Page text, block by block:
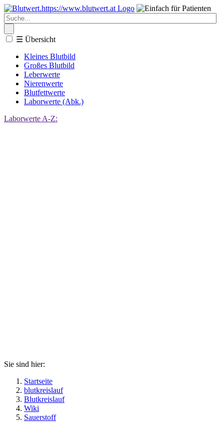
☰ Übersicht
Kleines Blutbild
Großes Blutbild
Leberwerte
Nierenwerte
Blutfettwerte
Laborwerte (Abk.)
Laborwerte A-Z:
Sie sind hier:
Startseite
blutkreislauf
Blutkreislauf
Wiki
Sauerstoff